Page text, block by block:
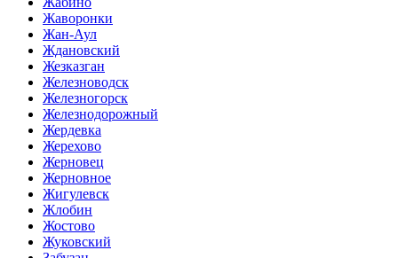
Жаворонки
Жан-Аул
Ждановский
Жезказган
Железноводск
Железногорск
Железнодорожный
Жердевка
Жерехово
Жерновец
Жерновное
Жигулевск
Жлобин
Жостово
Жуковский